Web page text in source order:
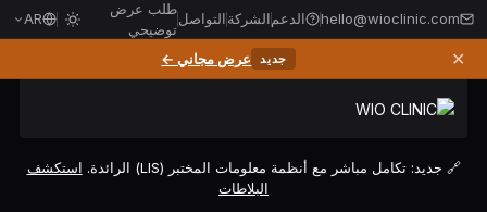
hello@wioclinic.com الدعمالشركةالتواصل
طلب عرض
توضيحي
AR
جديد عرض مجاني ← ✕
🔗 جديد: تكامل مباشر مع أنظمة معلومات المختبر (LIS) الرائدة.
استكشف
البلاطات